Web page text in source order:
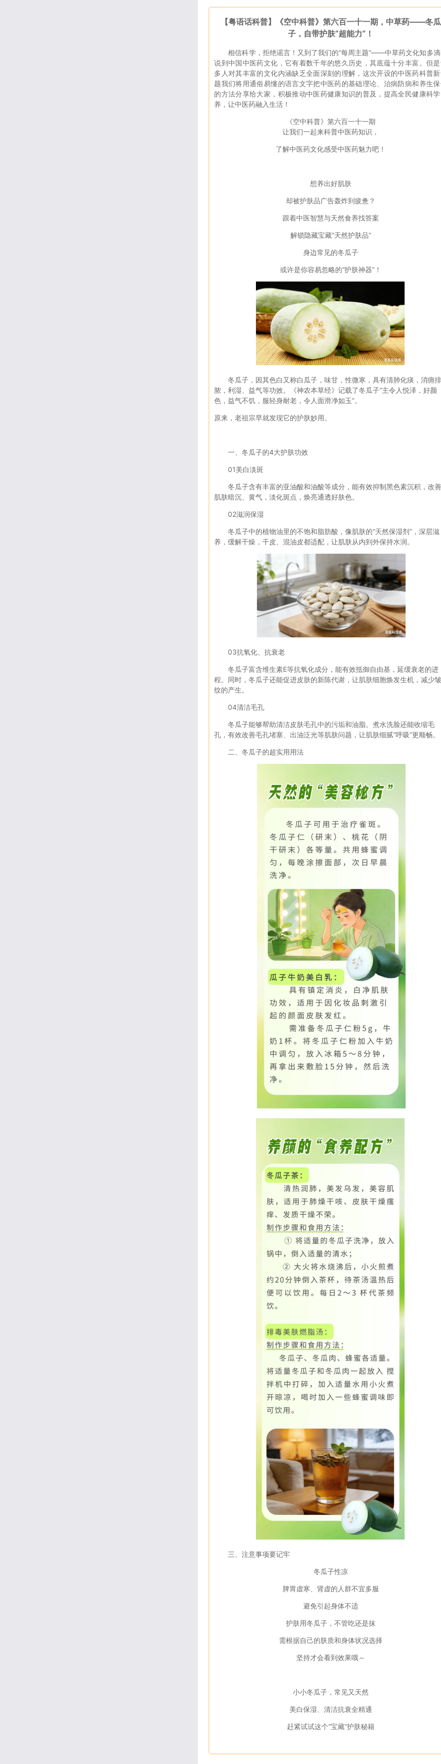
【粤语话科普】《空中科普》第六百一十一期，中草药——冬瓜
子，自带护肤“超能力”！
相信科学，拒绝谣言！又到了我们的“每周主题”——中草药文化知多
说到中国中医药文化，它有着数千年的悠久历史，其底蕴十分丰富。但
多人对其丰富的文化内涵缺乏全面深刻的理解，这次开设的中医药科普
题我们将用通俗易懂的语言文字把中医药的基础理论、治病防病和养生
的方法分享给大家，积极推动中医药健康知识的普及，提高全民健康科
养，让中医药融入生活！
《空中科普》第六百一十一期
让我们一起来科普中医药知识，
了解中医药文化感受中医药魅力吧！
想养出好肌肤
却被护肤品广告轰炸到疲惫？
跟着中医智慧与天然食养找答案
解锁隐藏宝藏“天然护肤品”
身边常见的冬瓜子
或许是你容易忽略的“护肤神器”！
冬瓜子，因其色白又称白瓜子，味甘，性微寒，具有清肺化痰，消痈
脓，利湿、益气等功效。《神农本草经》记载了冬瓜子“主令人悦泽，好颜
色，益气不饥，服轻身耐老，令人面滑净如玉”。
原来，老祖宗早就发现它的护肤妙用。
一、冬瓜子的4大护肤功效
01美白淡斑
冬瓜子含有丰富的亚油酸和油酸等成分，能有效抑制黑色素沉积，改
肌肤暗沉、黄气，淡化斑点，焕亮通透好肤色。
02滋润保湿
冬瓜子中的植物油里的不饱和脂肪酸，像肌肤的“天然保湿剂”，深层滋
养，缓解干燥，干皮、混油皮都适配，让肌肤从内到外保持水润。
03抗氧化、抗衰老
冬瓜子富含维生素E等抗氧化成分，能有效抵御自由基，延缓衰老的进
程。同时，冬瓜子还能促进皮肤的新陈代谢，让肌肤细胞焕发生机，减少
纹的产生。
04清洁毛孔
冬瓜子能够帮助清洁皮肤毛孔中的污垢和油脂。煮水洗脸还能收缩毛
孔，有效改善毛孔堵塞、出油泛光等肌肤问题，让肌肤细腻“呼吸”更顺畅。
二、冬瓜子的超实用用法
三、注意事项要记牢
冬瓜子性凉
脾胃虚寒、肾虚的人群不宜多服
避免引起身体不适
护肤用冬瓜子，不管吃还是抹
需根据自己的肤质和身体状况选择
坚持才会看到效果哦～
小小冬瓜子，常见又天然
美白保湿、清洁抗衰全精通
赶紧试试这个“宝藏”护肤秘籍